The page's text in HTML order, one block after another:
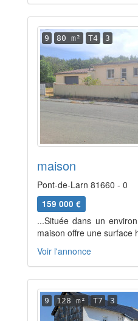
9 80 m² T4 3
maison
Pont-de-Larn 81660 - 0
159 000 €
...Située dans un
maison offre une surface
Voir l'annonce
9 128 m² T7 3